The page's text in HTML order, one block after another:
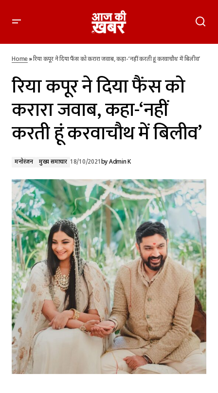
बिलीव’
Home»रिया कपूर ने दिया फैंस को करारा जवाब, कहा-‘नहीं करती हूं करवाचौथ में बिलीव’
रिया कपूर ने दिया फैंस को
करारा जवाब, कहा-‘नहीं
करती हूं करवाचौथ में बिलीव’
मनोरंजन मुख्य समाचार 18/10/2021byAdmin K